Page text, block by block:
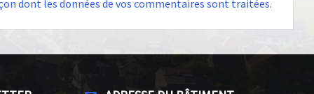
dont les données de vos commentaires sont traitées.